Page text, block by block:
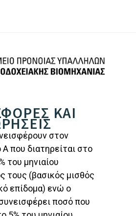
ΚΑΙ
στον
που διατηρείται στο
του μηνιαίου
τους (βασικός μισθός
επίδομα) ενώ ο
ποσό που